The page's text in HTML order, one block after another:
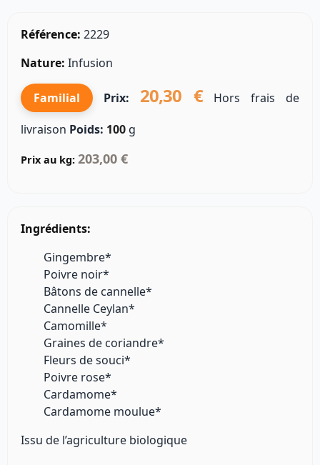
Référence: 2229
Nature: Infusion
Familial Prix: 20,30 €Hors frais de
livraison Poids: 100 g
Prix au kg: 203,00 €
Ingrédients:
Gingembre*
Poivre noir*
Bâtons de cannelle*
Cannelle Ceylan*
Camomille*
Graines de coriandre*
Fleurs de souci*
Poivre rose*
Cardamome*
Cardamome moulue*
Issu de l’agriculture biologique